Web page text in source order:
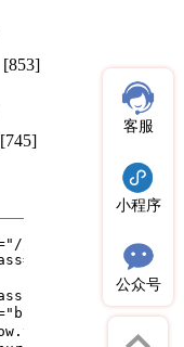
[853]
[745]
客服
小程序
公众号